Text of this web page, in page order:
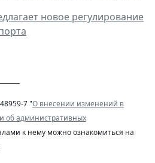
новое регулирование
7 "О внесении изменений в
об административных
к нему можно ознакомиться на